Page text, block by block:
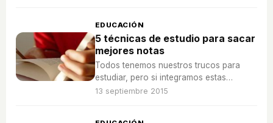
EDUCACIÓN
5 técnicas de estudio para sacar
mejores notas
Todos tenemos nuestros trucos para
estudiar, pero si integramos estas
técnicas de estudio nuestro rendimiento
13 septiembre 2015